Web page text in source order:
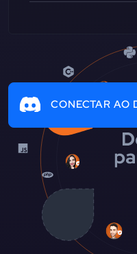
CONECTAR AO